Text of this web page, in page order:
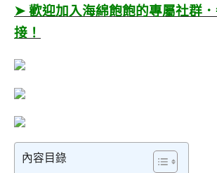
➤ 歡迎加入海綿飽飽的專屬社群
接！
內容目錄